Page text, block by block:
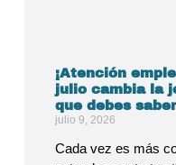
¡Atención
julio cambia la
que debes saber
julio 9, 2026
Cada vez es más